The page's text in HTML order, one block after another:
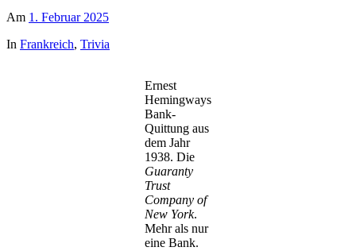
Am 1. Februar 2025
In Frankreich, Trivia
Ernest
Hemingways
Bank-
Quittung aus
dem Jahr
1938. Die
Guaranty
Trust
Company of
New York.
Mehr als nur
eine Bank.